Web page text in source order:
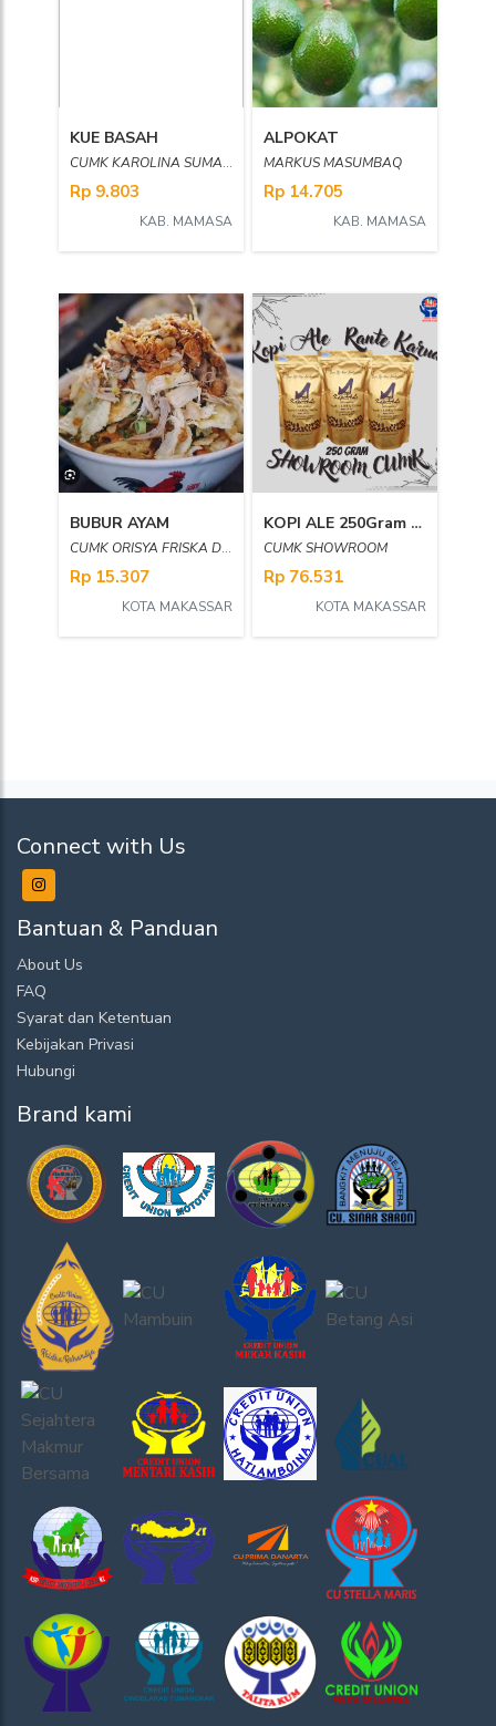
KUE BASAH
CUMK KAROLINA SUMAMPOW
Rp 9.803
KAB. MAMASA
ALPOKAT
MARKUS MASUMBAQ
Rp 14.705
KAB. MAMASA
BUBUR AYAM
CUMK ORISYA FRISKA DEWI SERENG
Rp 15.307
KOTA MAKASSAR
KOPI ALE 250Gram SHOWROOM CUMK
CUMK SHOWROOM
Rp 76.531
KOTA MAKASSAR
Connect with Us
Bantuan & Panduan
About Us
FAQ
Syarat dan Ketentuan
Kebijakan Privasi
Hubungi
Brand kami